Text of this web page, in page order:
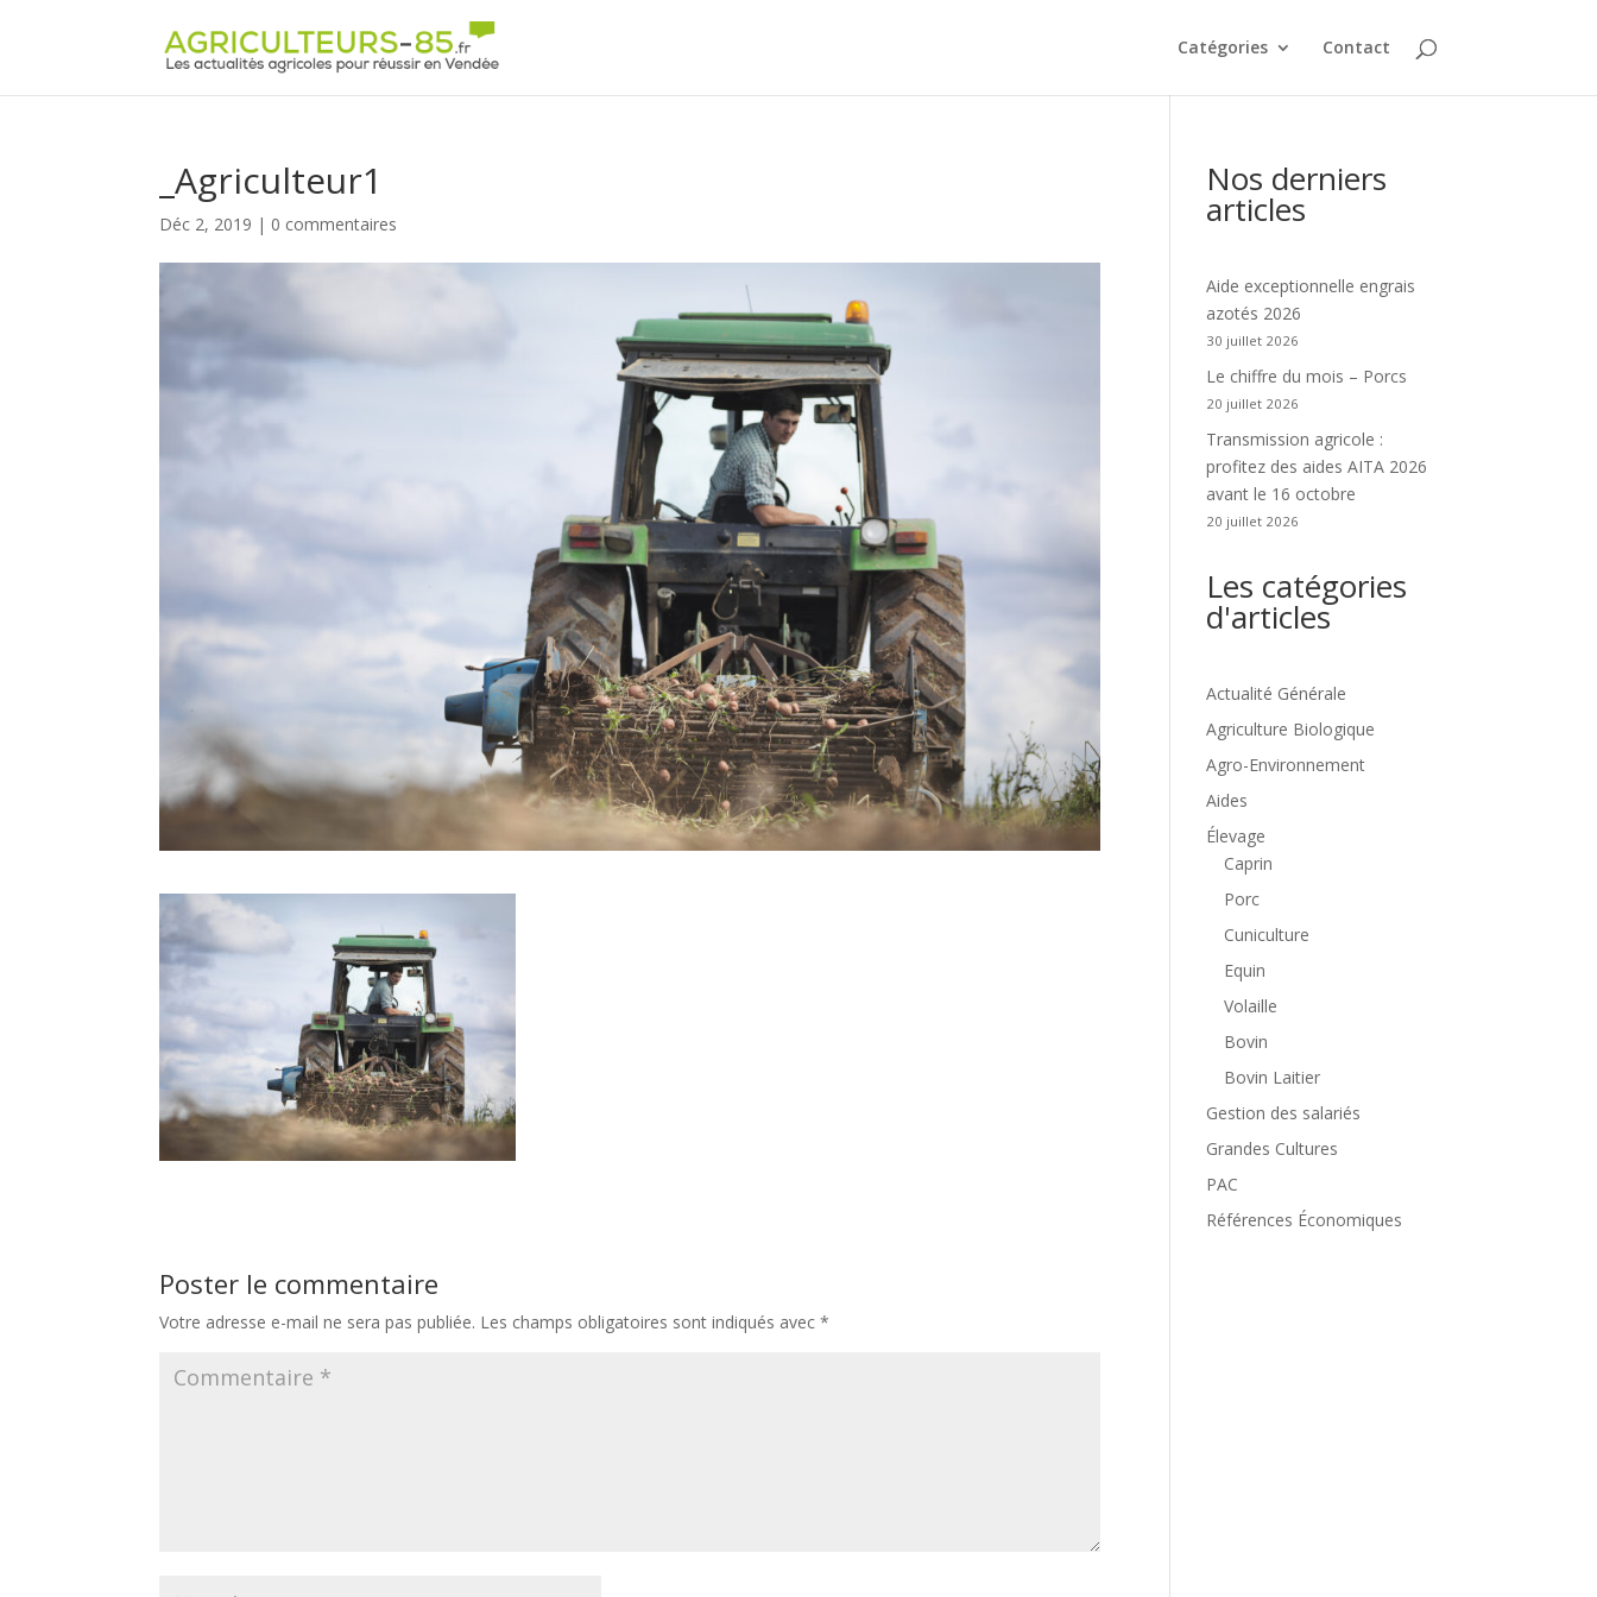
Catégories Contact
_Agriculteur1
Déc 2, 2019 | 0 commentaires
Poster le commentaire
Votre adresse e-mail ne sera pas publiée. Les champs obligatoires sont indiqués avec*
Nos derniers
articles
Aide exceptionnelle engrais
azotés 2026
30 juillet 2026
Le chiffre du mois – Porcs
20 juillet 2026
Transmission agricole :
profitez des aides AITA 2026
avant le 16 octobre
20 juillet 2026
Les catégories
d'articles
Actualité Générale
Agriculture Biologique
Agro-Environnement
Aides
Élevage
Caprin
Porc
Cuniculture
Equin
Volaille
Bovin
Bovin Laitier
Gestion des salariés
Grandes Cultures
PAC
Références Économiques